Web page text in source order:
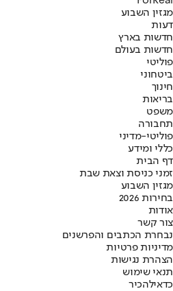
מגזין השבוע
דעות
חדשות בארץ
חדשות בעולם
פוליטי
ביטחוני
חינוך
בריאות
משפט
תחבורה
פוליטי-מדיני
כללי ומידע
דף הבית
זמני כניסת וצאת שבת
מגזין השבוע
בחירות 2026
אודות
צור קשר
נבחרת הכתבים והפרשנים
מדיניות פרטיות
הצהרת נגישות
תנאי שימוש
כדאילהכיר